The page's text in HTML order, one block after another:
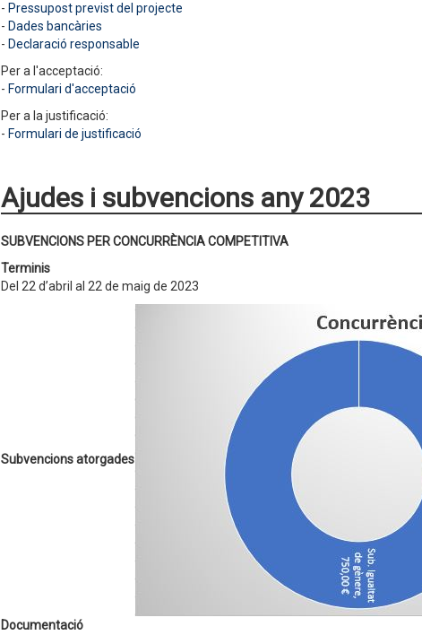
- Pressupost previst del projecte
- Dades bancàries
- Declaració responsable
Per a l'acceptació:
- Formulari d'acceptació
Per a la justificació:
- Formulari de justificació
Ajudes i subvencions any 2023
SUBVENCIONS PER CONCURRÈNCIA COMPETITIVA
Terminis
Del 22 d’abril al 22 de maig de 2023
Subvencions atorgades
Documentació